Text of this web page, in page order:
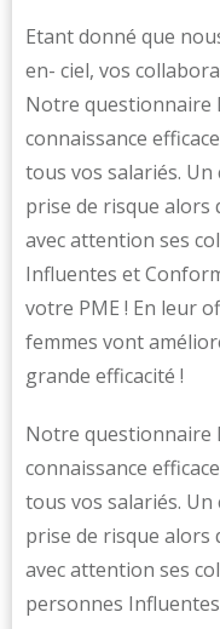
Etant donné que
en- ciel, vos
Notre questionnaire
connaissance
tous vos salariés.
prise de risque alors
avec attention ses
Influentes et
votre PME ! En leur
femmes vont
grande efficacité !
Notre questionnaire
connaissance
tous vos salariés.
prise de risque alors
avec attention ses
personnes